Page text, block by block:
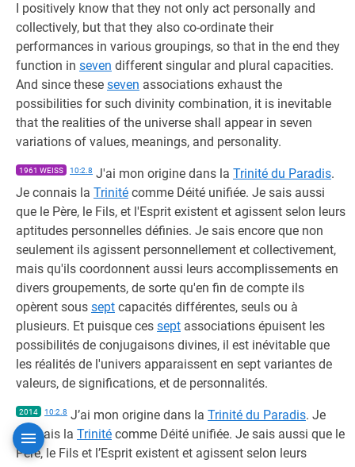
I positively know that they not only act personally and
collectively, but that they also co-ordinate their
performances in various groupings, so that in the end they
function in seven different singular and plural capacities.
And since these seven associations exhaust the
possibilities for such divinity combination, it is inevitable
that the realities of the universe shall appear in seven
variations of values, meanings, and personality.
1961 WEISS 10:2.8 J'ai mon origine dans la Trinité du Paradis.
Je connais la Trinité comme Déité unifiée. Je sais aussi
que le Père, le Fils, et l'Esprit existent et agissent selon leurs
aptitudes personnelles définies. Je sais encore que non
seulement ils agissent personnellement et collectivement,
mais qu'ils coordonnent aussi leurs accomplissements en
divers groupements, de sorte qu'en fin de compte ils
opèrent sous sept capacités différentes, seuls ou à
plusieurs. Et puisque ces sept associations épuisent les
possibilités de conjugaisons divines, il est inévitable que
les réalités de l'univers apparaissent en sept variantes de
valeurs, de significations, et de personnalités.
2014 10:2.8 J’ai mon origine dans la Trinité du Paradis. Je
connais la Trinité comme Déité unifiée. Je sais aussi que le
Père, le Fils et l’Esprit existent et agissent selon leurs